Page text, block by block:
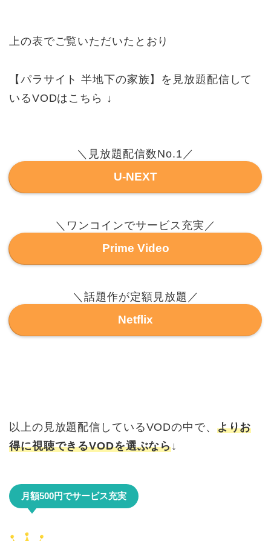
上の表でご覧いただいたとおり
【パラサイト 半地下の家族】を見放題配信して
いるVODはこちら ↓
＼見放題配信数No.1／
U-NEXT
＼ワンコインでサービス充実／
Prime Video
＼話題作が定額見放題／
Netflix
以上の見放題配信しているVODの中で、 よりお
得に視聴できるVODを選ぶなら↓
月額500円でサービス充実